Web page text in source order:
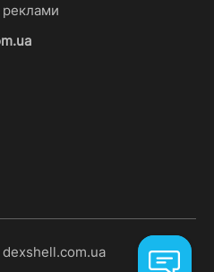
реклами